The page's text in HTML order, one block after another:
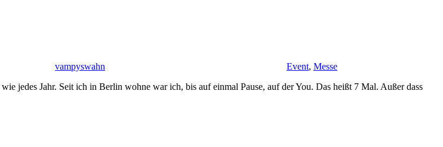
vampyswahn Event, Messe
jedes Jahr. Seit ich in Berlin wohne war ich, bis auf einmal Pause, auf der You. Das heißt 7 Mal. Außer dass